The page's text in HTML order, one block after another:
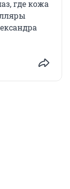
где кожа